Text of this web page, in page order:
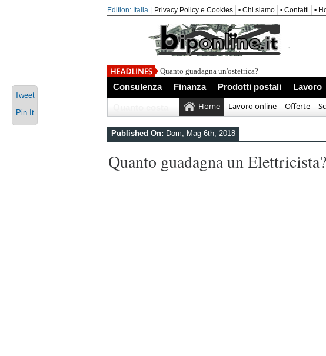
Edition: Italia | Privacy Policy e Cookies • Chi siamo • Contatti •
Quanto guadagna un'ostetrica?
Consulenza Finanza Prodotti postali Lavoro
Home Lavoro online Offerte
Published On: Dom, Mag 6th, 2018
Quanto guadagna un Elettricista?
Tweet
Pin It